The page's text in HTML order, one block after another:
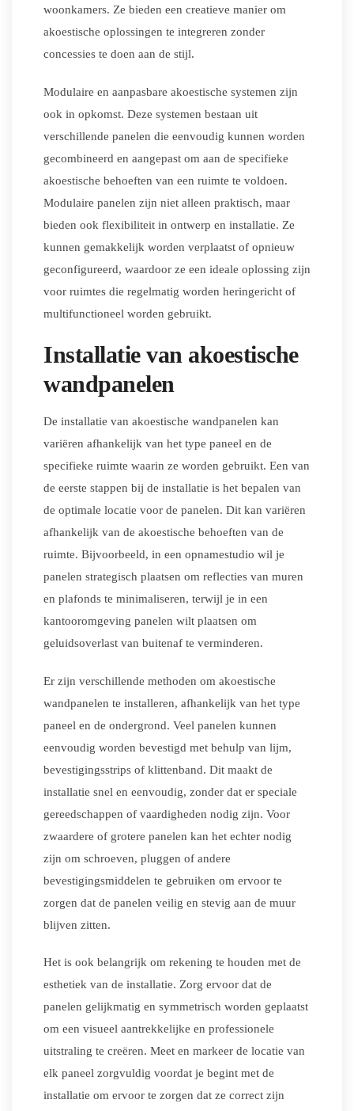
woonkamers. Ze bieden een creatieve manier om
akoestische oplossingen te integreren zonder
concessies te doen aan de stijl.
Modulaire en aanpasbare akoestische systemen zijn
ook in opkomst. Deze systemen bestaan uit
verschillende panelen die eenvoudig kunnen worden
gecombineerd en aangepast om aan de specifieke
akoestische behoeften van een ruimte te voldoen.
Modulaire panelen zijn niet alleen praktisch, maar
bieden ook flexibiliteit in ontwerp en installatie. Ze
kunnen gemakkelijk worden verplaatst of opnieuw
geconfigureerd, waardoor ze een ideale oplossing zijn
voor ruimtes die regelmatig worden heringericht of
multifunctioneel worden gebruikt.
Installatie van akoestische
wandpanelen
De installatie van akoestische wandpanelen kan
variëren afhankelijk van het type paneel en de
specifieke ruimte waarin ze worden gebruikt. Een van
de eerste stappen bij de installatie is het bepalen van
de optimale locatie voor de panelen. Dit kan variëren
afhankelijk van de akoestische behoeften van de
ruimte. Bijvoorbeeld, in een opnamestudio wil je
panelen strategisch plaatsen om reflecties van muren
en plafonds te minimaliseren, terwijl je in een
kantooromgeving panelen wilt plaatsen om
geluidsoverlast van buitenaf te verminderen.
Er zijn verschillende methoden om akoestische
wandpanelen te installeren, afhankelijk van het type
paneel en de ondergrond. Veel panelen kunnen
eenvoudig worden bevestigd met behulp van lijm,
bevestigingsstrips of klittenband. Dit maakt de
installatie snel en eenvoudig, zonder dat er speciale
gereedschappen of vaardigheden nodig zijn. Voor
zwaardere of grotere panelen kan het echter nodig
zijn om schroeven, pluggen of andere
bevestigingsmiddelen te gebruiken om ervoor te
zorgen dat de panelen veilig en stevig aan de muur
blijven zitten.
Het is ook belangrijk om rekening te houden met de
esthetiek van de installatie. Zorg ervoor dat de
panelen gelijkmatig en symmetrisch worden geplaatst
om een visueel aantrekkelijke en professionele
uitstraling te creëren. Meet en markeer de locatie van
elk paneel zorgvuldig voordat je begint met de
installatie om ervoor te zorgen dat ze correct zijn